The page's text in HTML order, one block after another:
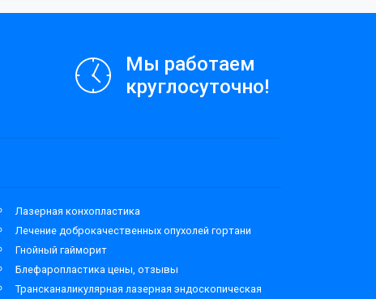
Мы работаем
круглосуточно!
Лазерная конхопластика
Лечение доброкачественных опухолей гортани
Гнойный гайморит
Блефаропластика цены, отзывы
Трансканаликулярная лазерная эндоскопическая